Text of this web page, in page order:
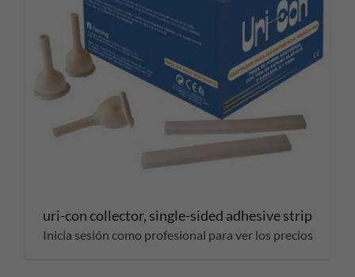
uri-con collector, single-sided adhesive strip
Inicia sesión como profesional para ver los precios